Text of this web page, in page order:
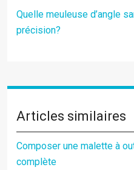
Quelle meuleuse d’angle
précision?
Articles similaires
Composer une malette à
complète